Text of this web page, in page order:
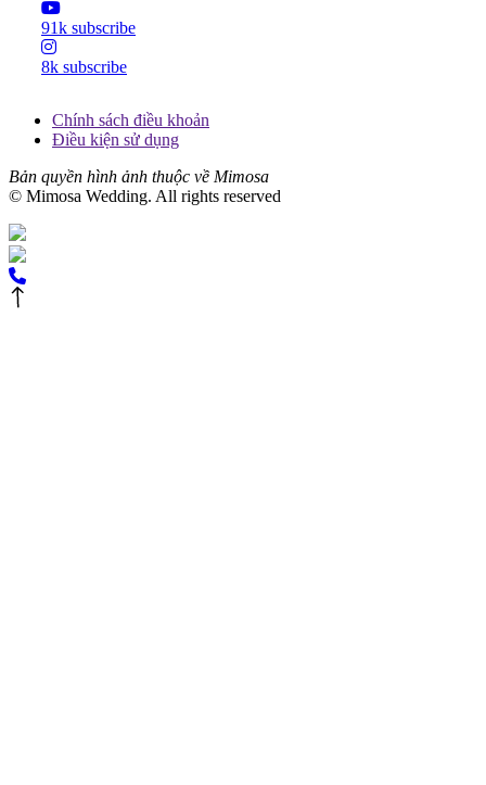
91k subscribe
8k subscribe
Chính sách điều khoản
Điều kiện sử dụng
Bản quyền hình ảnh thuộc về Mimosa
© Mimosa Wedding. All rights reserved